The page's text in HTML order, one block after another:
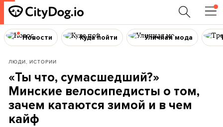
Новости Куда пойти Уличная мода
ЛЮДИ, ИСТОРИИ
«Ты что, сумасшедший?»
Минские велосипедисты о том,
зачем катаются зимой и в чем
кайф